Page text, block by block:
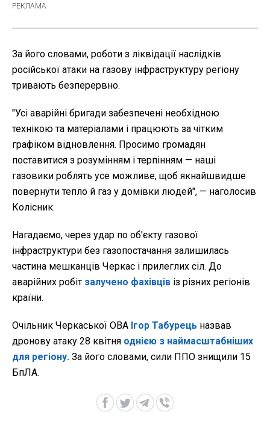
За його словами, роботи з ліквідації наслідків
російської атаки на газову інфраструктуру регіону
тривають безперервно.
"Усі аварійні бригади забезпечені необхідною
технікою та матеріалами і працюють за чітким
графіком відновлення. Просимо громадян
поставитися з розумінням і терпінням — наші
газовики роблять усе можливе, щоб якнайшвидше
повернути тепло й газ у домівки людей", — наголосив
Колісник.
Нагадаємо, через удар по об'єкту газової
інфраструктури без газопостачання залишилась
частина мешканців Черкас і прилеглих сіл. До
аварійних робіт залучено фахівців із різних регіонів
країни.
Очільник Черкаської ОВА Ігор Табурець назвав
дронову атаку 28 квітня однією з наймасштабніших
для регіону. За його словами, сили ППО знищили 15
БпЛА.